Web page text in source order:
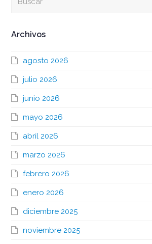
Archivos
agosto 2026
julio 2026
junio 2026
mayo 2026
abril 2026
marzo 2026
febrero 2026
enero 2026
diciembre 2025
noviembre 2025